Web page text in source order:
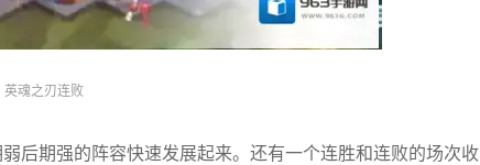
英魂之刃连败
后期强的阵容快速发展起来。还有一个连胜和连败的场次收